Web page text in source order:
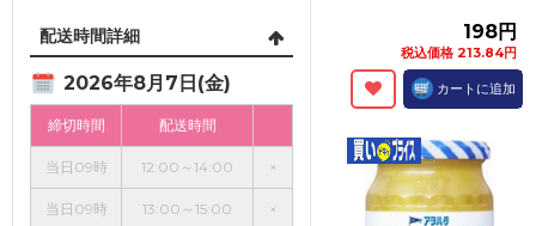
配送時間詳細
2026年8月7日(金)
締切時間 配送時間
当日09時 12:00～14:00 ×
当日09時 13:00～15:00 ×
198円
税込価格 213.84円
カートに追加